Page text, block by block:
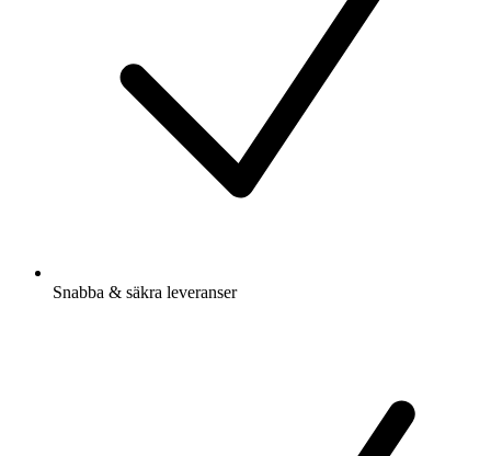
Snabba & säkra leveranser